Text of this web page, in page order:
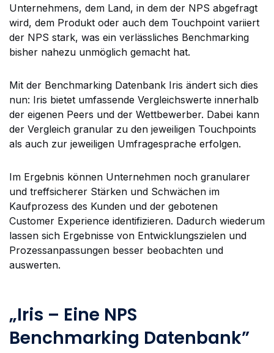
Unternehmens, dem Land, in dem der NPS abgefragt
wird, dem Produkt oder auch dem Touchpoint variiert
der NPS stark, was ein verlässliches Benchmarking
bisher nahezu unmöglich gemacht hat.
Mit der Benchmarking Datenbank Iris ändert sich dies
nun: Iris bietet umfassende Vergleichswerte innerhalb
der eigenen Peers und der Wettbewerber. Dabei kann
der Vergleich granular zu den jeweiligen Touchpoints
als auch zur jeweiligen Umfragesprache erfolgen.
Im Ergebnis können Unternehmen noch granularer
und treffsicherer Stärken und Schwächen im
Kaufprozess des Kunden und der gebotenen
Customer Experience identifizieren. Dadurch wiederum
lassen sich Ergebnisse von Entwicklungszielen und
Prozessanpassungen besser beobachten und
auswerten.
„Iris – Eine NPS
Benchmarking Datenbank”